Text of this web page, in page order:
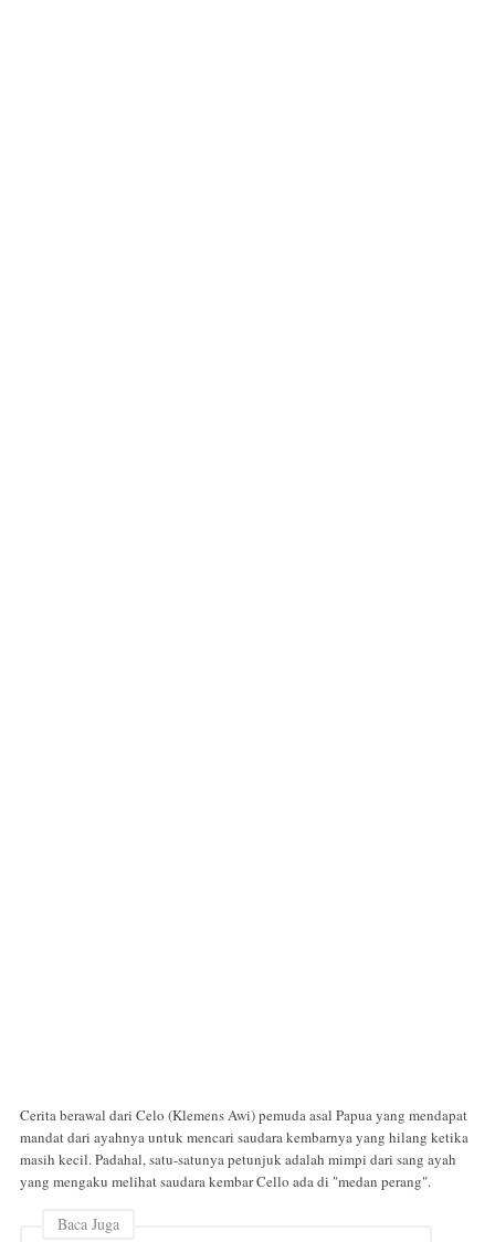
Cerita berawal dari Celo (Klemens Awi) pemuda asal Papua yang mendapat
mandat dari ayahnya untuk mencari saudara kembarnya yang hilang ketika
masih kecil. Padahal, satu-satunya petunjuk adalah mimpi dari sang ayah
yang mengaku melihat saudara kembar Cello ada di "medan perang".
Baca Juga